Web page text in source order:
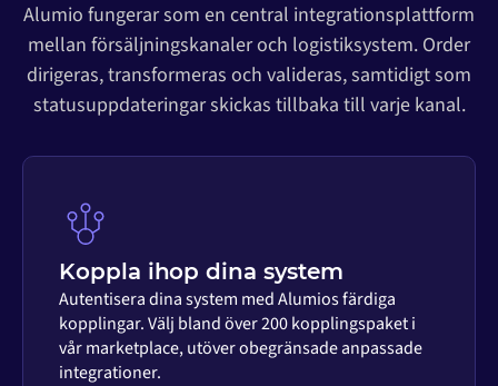
Alumio fungerar som en central integrationsplattform
mellan försäljningskanaler och logistiksystem. Order
dirigeras, transformeras och valideras, samtidigt som
statusuppdateringar skickas tillbaka till varje kanal.
Koppla ihop dina system
Autentisera dina system med Alumios färdiga
kopplingar. Välj bland över 200 kopplingspaket i
vår marketplace, utöver obegränsade anpassade
integrationer.